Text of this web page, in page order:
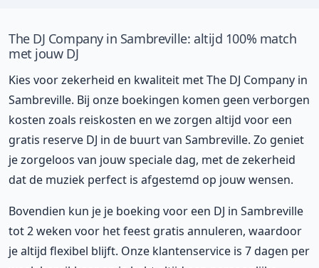
The DJ Company in Sambreville: altijd 100% match
met jouw DJ
Kies voor zekerheid en kwaliteit met The DJ Company in
Sambreville. Bij onze boekingen komen geen verborgen
kosten zoals reiskosten en we zorgen altijd voor een
gratis reserve DJ in de buurt van Sambreville. Zo geniet
je zorgeloos van jouw speciale dag, met de zekerheid
dat de muziek perfect is afgestemd op jouw wensen.
Bovendien kun je je boeking voor een DJ in Sambreville
tot 2 weken voor het feest gratis annuleren, waardoor
je altijd flexibel blijft. Onze klantenservice is 7 dagen per